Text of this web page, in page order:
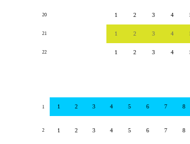
20 1 2 3 4
21 1 2 3 4
22 1 2 3 4
1 1 2 3 4 5 6 7 8
2 1 2 3 4 5 6 7 8